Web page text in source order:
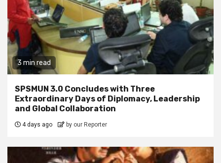
3 min read
SPSMUN 3.0 Concludes with Three
Extraordinary Days of Diplomacy, Leadership
and Global Collaboration
4 days ago by our Reporter